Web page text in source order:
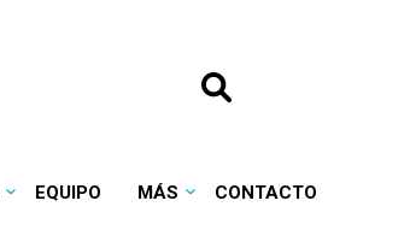
EQUIPO MÁS CONTACTO